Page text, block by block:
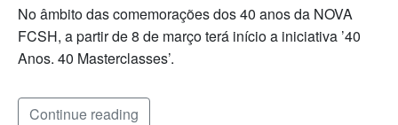
No âmbito das comemorações dos 40 anos da NOVA
FCSH, a partir de 8 de março terá início a iniciativa ’40
Anos. 40 Masterclasses’.
Continue reading